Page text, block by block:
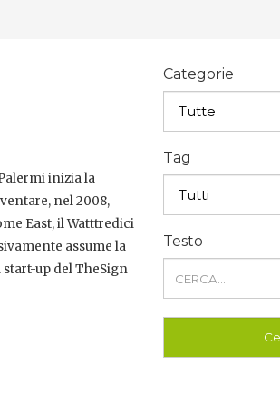
inizia la
nel 2008,
East, il Watttredici
assume la
up del TheSign
Categorie
Tag
Testo